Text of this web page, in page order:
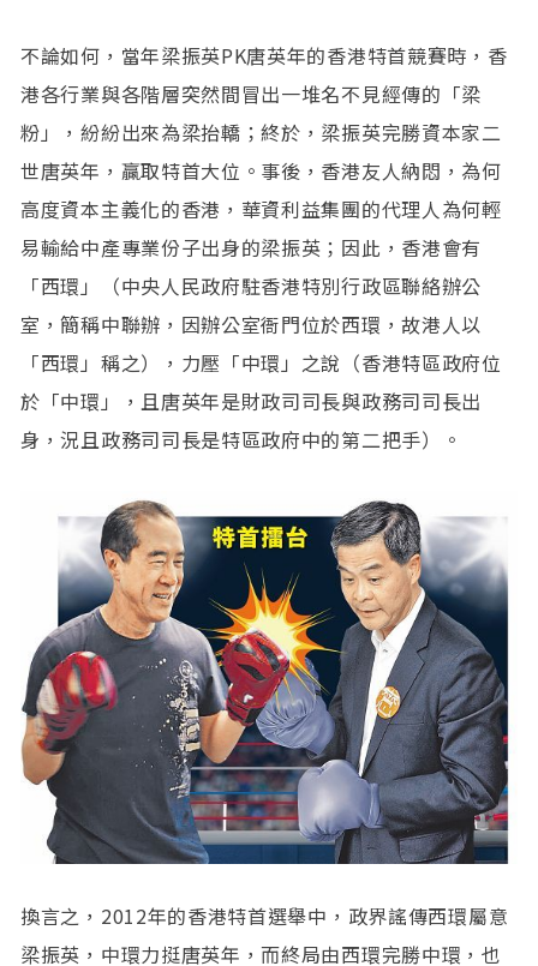
不論如何，當年梁振英PK唐英年的香港特首競賽時，香
港各行業與各階層突然間冒出一堆名不見經傳的「梁
粉」，紛紛出來為梁抬轎；終於，梁振英完勝資本家二
世唐英年，贏取特首大位。事後，香港友人納悶，為何
高度資本主義化的香港，華資利益集團的代理人為何輕
易輸給中產專業份子出身的梁振英；因此，香港會有
「西環」（中央人民政府駐香港特別行政區聯絡辦公
室，簡稱中聯辦，因辦公室衙門位於西環，故港人以
「西環」稱之），力壓「中環」之說（香港特區政府位
於「中環」，且唐英年是財政司司長與政務司司長出
身，況且政務司司長是特區政府中的第二把手）。
換言之，2012年的香港特首選舉中，政界謠傳西環屬意
梁振英，中環力挺唐英年，而終局由西環完勝中環，也